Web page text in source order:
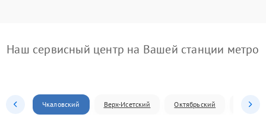
Наш сервисный центр на Вашей станции метро
Чкаловский Верх-Исетский Октябрьский